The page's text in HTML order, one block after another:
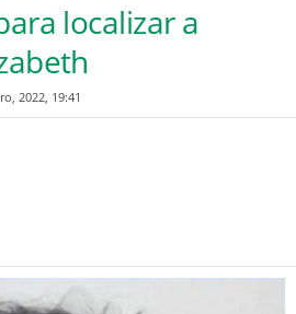
localizar a
2022, 19:41